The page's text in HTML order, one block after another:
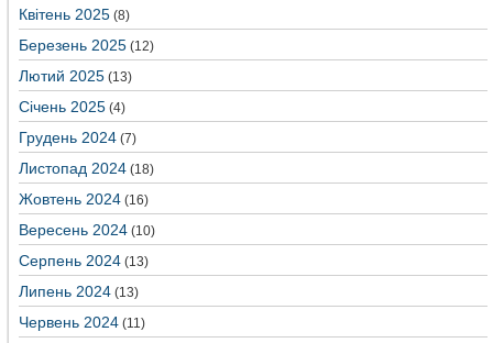
Квітень 2025 (8)
Березень 2025 (12)
Лютий 2025 (13)
Січень 2025 (4)
Грудень 2024 (7)
Листопад 2024 (18)
Жовтень 2024 (16)
Вересень 2024 (10)
Серпень 2024 (13)
Липень 2024 (13)
Червень 2024 (11)